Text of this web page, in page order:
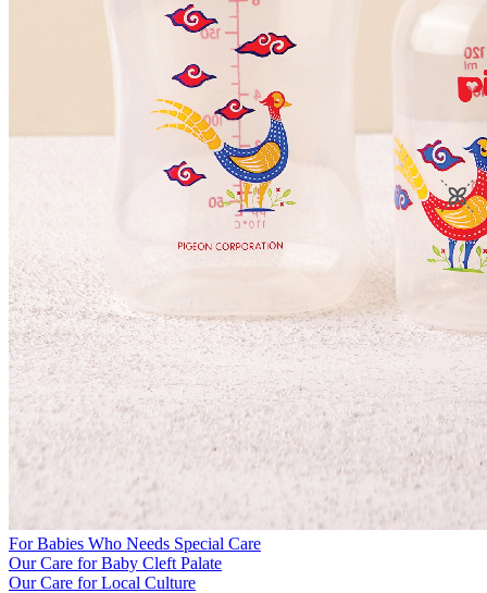
For Babies Who Needs Special Care
Our Care for Baby Cleft Palate
Our Care for Local Culture